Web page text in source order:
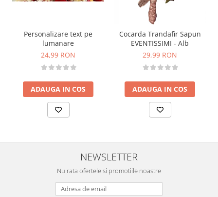
Personalizare text pe
lumanare
24,99 RON
ADAUGA IN COS
Cocarda Trandafir Sapun
EVENTISSIMI - Alb
29,99 RON
ADAUGA IN COS
NEWSLETTER
Nu rata ofertele si promotiile noastre